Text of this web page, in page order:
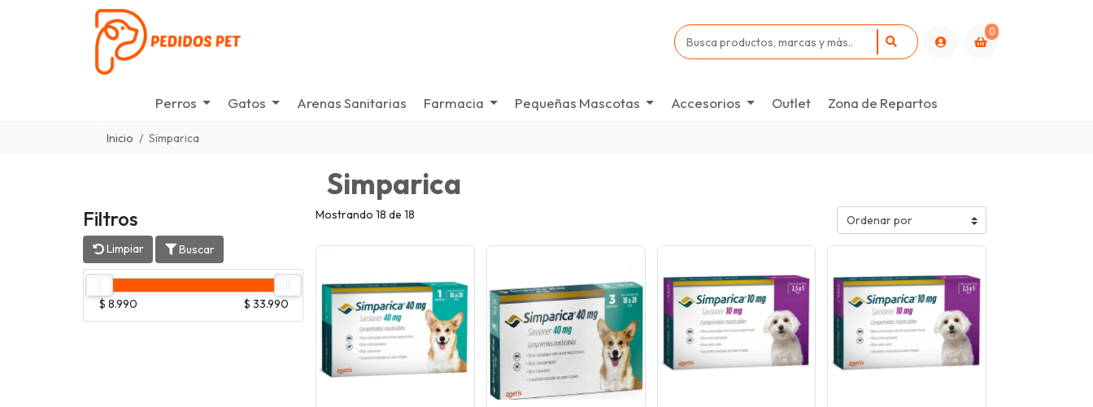
0
Perros Gatos Arenas Sanitarias Farmacia Pequeñas Mascotas Accesorios Outlet Zona de Repartos
Inicio Simparica
Simparica
Filtros
Limpiar Buscar
$ 8.990 $ 33.990
Mostrando 18 de 18